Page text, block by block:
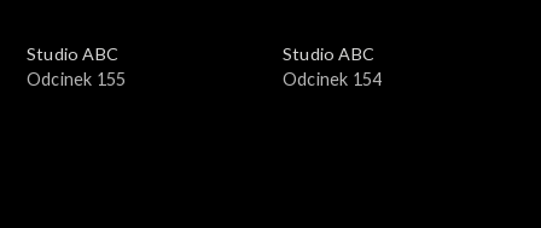
Studio ABC
Odcinek 155
Studio ABC
Odcinek 154